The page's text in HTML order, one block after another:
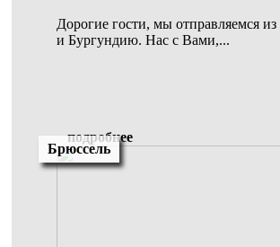
Дорогие гости, мы отправляемся
и Бургундию. Нас с Вами,...
подробнее
Брюссель